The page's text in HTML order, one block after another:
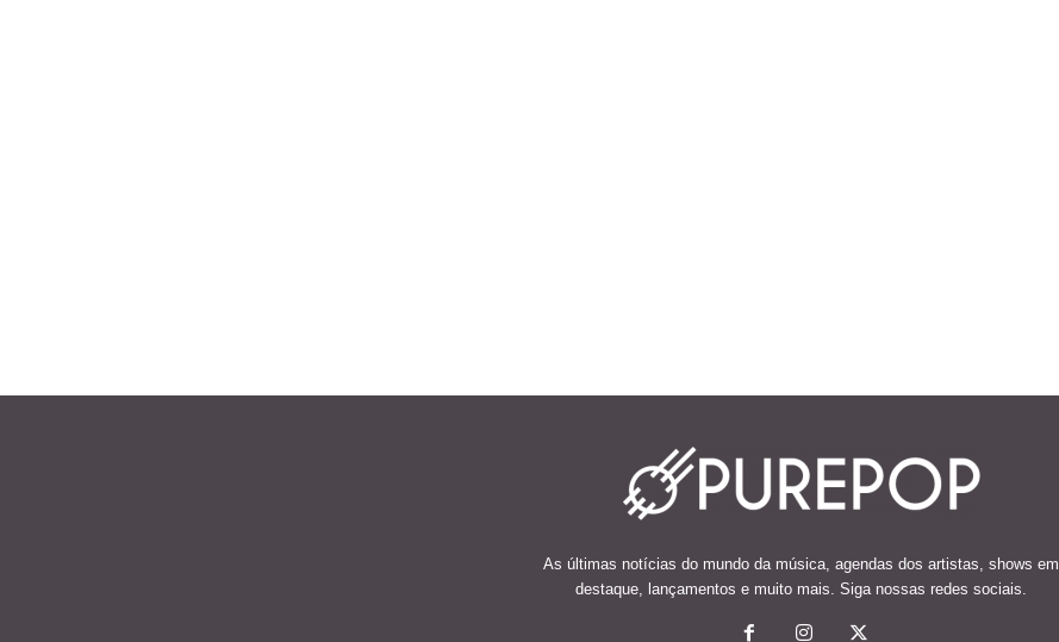
As últimas notícias do mundo da música, agendas dos artistas, shows em
destaque, lançamentos e muito mais. Siga nossas redes sociais.